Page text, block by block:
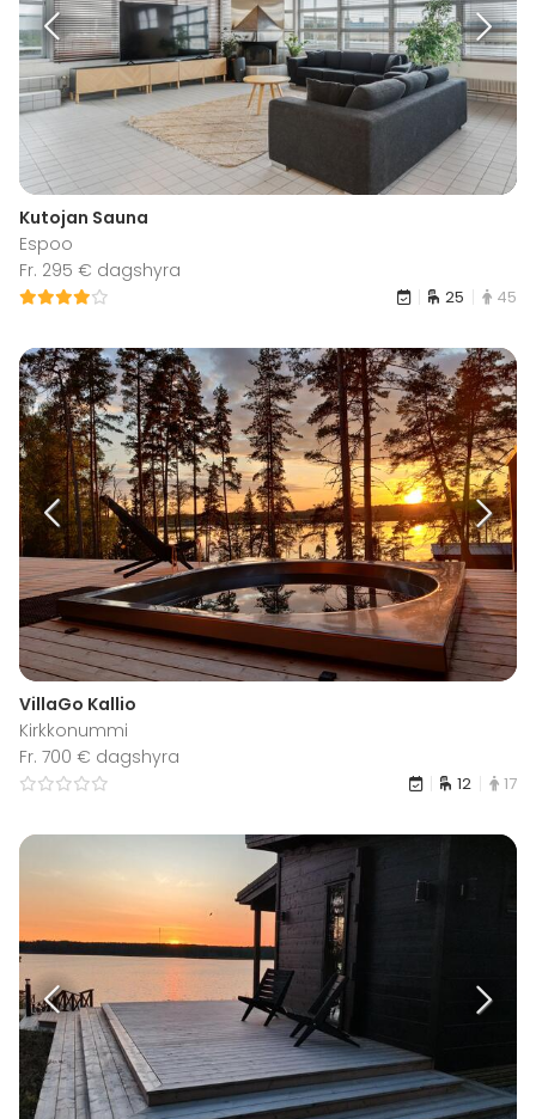
Kutojan Sauna
Espoo
Fr. 295 € dagshyra
25 45
VillaGo Kallio
Kirkkonummi
Fr. 700 € dagshyra
12 17